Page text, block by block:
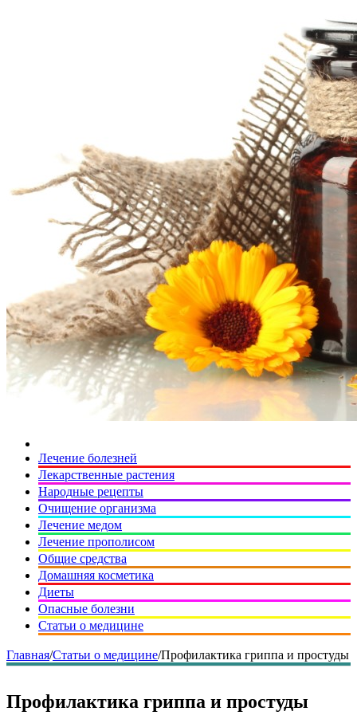
Лечение болезней
Лекарственные растения
Народные рецепты
Очищение организма
Лечение медом
Лечение прополисом
Общие средства
Домашняя косметика
Диеты
Опасные болезни
Статьи о медицине
Главная/Статьи о медицине/Профилактика гриппа и простуды
Профилактика гриппа и простуды